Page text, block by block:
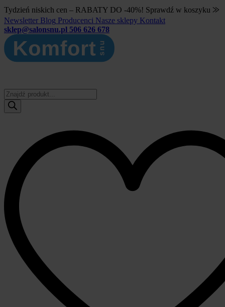
Tydzień niskich cen – RABATY DO -40%! Sprawdź w koszyku ⨠
Newsletter Blog Producenci Nasze sklepy Kontakt
sklep@salonsnu.pl 506 626 678
Wyszukiwarka
produktów